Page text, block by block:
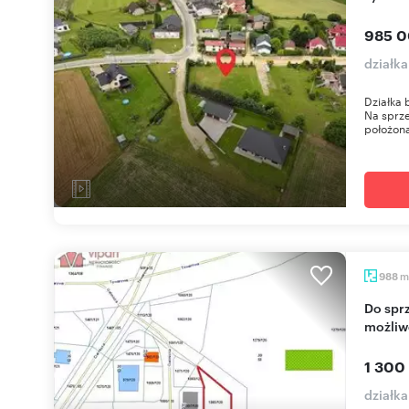
985
Działka
Na
988 m
Do sprzedania działka przemysłowa 988 m² z
1 300